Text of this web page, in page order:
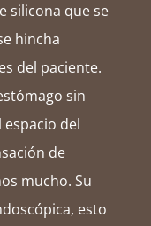
silicona que se
hincha
del paciente.
sin
del
de
mucho. Su
esto